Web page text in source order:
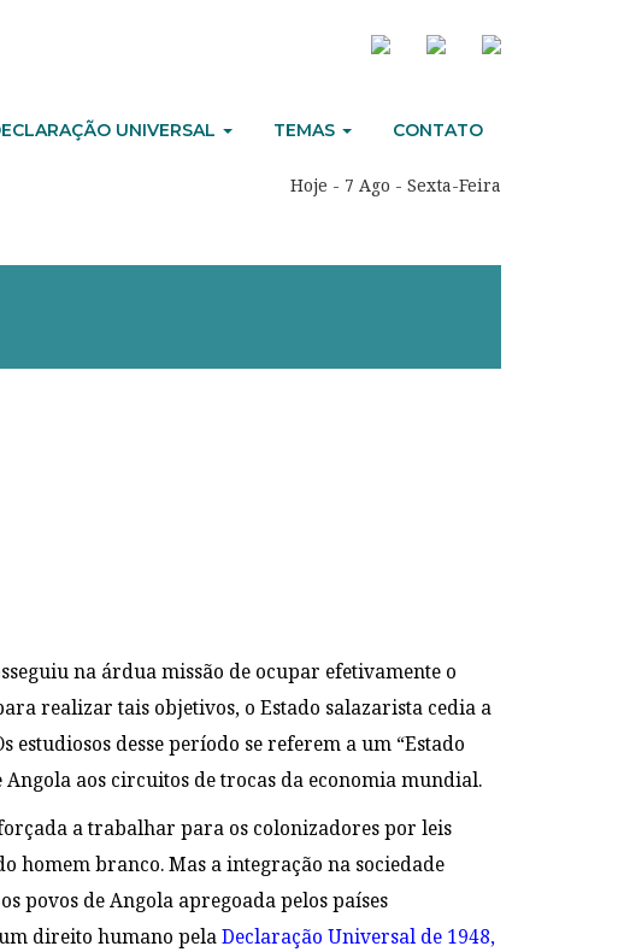
UNIVERSAL TEMAS CONTATO
Hoje - 7 Ago - Sexta-Feira
na árdua missão de ocupar efetivamente o
realizar tais objetivos, o Estado salazarista cedia a
desse período se referem a um “Estado
aos circuitos de trocas da economia mundial.
a trabalhar para os colonizadores por leis
homem branco. Mas a integração na sociedade
povos de Angola apregoada pelos países
direito humano pelaDeclaração Universal de 1948,